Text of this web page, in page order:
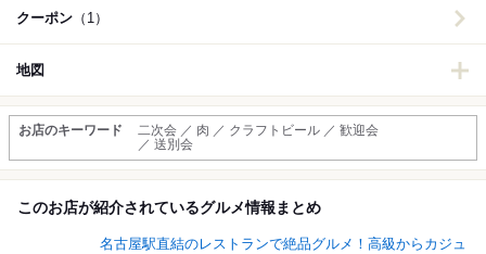
クーポン （1）
地図
お店のキーワード
二次会 ／ 肉 ／ クラフトビール ／ 歓迎会
／ 送別会
このお店が紹介されているグルメ情報まとめ
名古屋駅直結のレストランで絶品グルメ！高級からカジュ